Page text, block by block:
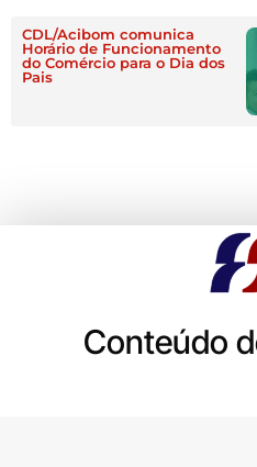
CDL/Acibom comunica
Horário de Funcionamento
do Comércio para o Dia dos
Pais
Conteúdo